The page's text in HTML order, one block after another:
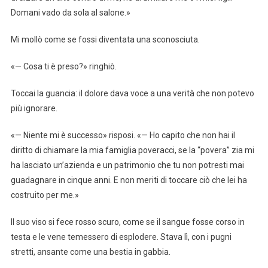
Domani vado da sola al salone.»
Mi mollò come se fossi diventata una sconosciuta.
«— Cosa ti è preso?» ringhiò.
Toccai la guancia: il dolore dava voce a una verità che non potevo
più ignorare.
«— Niente mi è successo» risposi. «— Ho capito che non hai il
diritto di chiamare la mia famiglia poveracci, se la “povera” zia mi
ha lasciato un’azienda e un patrimonio che tu non potresti mai
guadagnare in cinque anni. E non meriti di toccare ciò che lei ha
costruito per me.»
Il suo viso si fece rosso scuro, come se il sangue fosse corso in
testa e le vene temessero di esplodere. Stava lì, con i pugni
stretti, ansante come una bestia in gabbia.